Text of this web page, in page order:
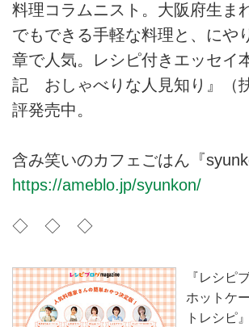
料理コラムニスト。大阪府生ま
でもできる手軽な料理と、にや
章で人気。レシピ付きエッセイ
記 おしゃべりな人見知り』（
評発売中。
含み笑いのカフェごはん『
https://ameblo.jp/syunkon/
◇ ◇ ◇
『レシピ
ホットケ
トレシピ